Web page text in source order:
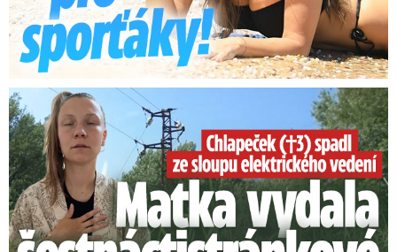
Smrtelný pád chlapce: Matka vydala vyjádření na 16 stran